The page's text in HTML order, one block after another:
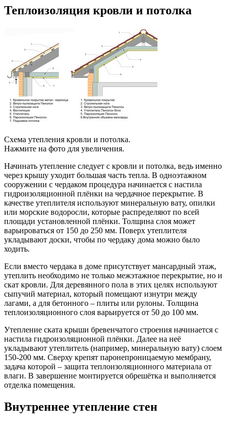
Теплоизоляция кровли и потолка
Схема утепления кровли и потолка.
Нажмите на фото для увеличения.
Начинать утепление следует с кровли и потолка, ведь именно
через крышу уходит большая часть тепла. В одноэтажном
сооружении с чердаком процедура начинается с настила
гидроизоляционной плёнки на чердачное перекрытие. В
качестве утеплителя используют минеральную вату, опилки
или морские водоросли, которые распределяют по всей
площади установленной плёнки. Толщина слоя может
варьироваться от 150 до 250 мм. Поверх утеплителя
укладывают доски, чтобы по чердаку дома можно было
ходить.
Если вместо чердака в доме присутствует мансардный этаж,
утеплить необходимо не только межэтажное перекрытие, но и
скат кровли. Для деревянного пола в этих целях используют
сыпучий материал, который помещают изнутри между
лагами, а для бетонного – плиты или рулоны. Толщина
теплоизоляционного слоя варьируется от 50 до 100 мм.
Утепление ската крыши бревенчатого строения начинается с
настила гидроизоляционной плёнки. Далее на неё
укладывают утеплитель (например, минеральную вату) слоем
150-200 мм. Сверху крепят паронепроницаемую мембрану,
задача которой – защита теплоизоляционного материала от
влаги. В завершение монтируется обрешётка и выполняется
отделка помещения.
Внутреннее утепление стен